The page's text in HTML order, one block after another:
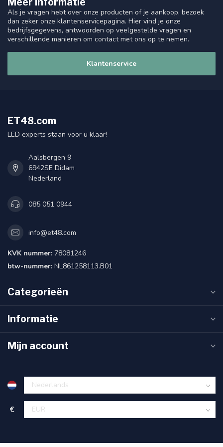
Als je vragen hebt over onze producten of je aankoop, bezoek
dan zeker onze klantenservicepagina. Hier vind je onze
bedrijfsgegevens, antwoorden op veelgestelde vragen en
verschillende manieren om contact met ons op te nemen.
Klantenservice
ET48.com
LED experts staan voor u klaar!
Aalsbergen 9
6942SE Didam
Nederland
085 051 0944
info@et48.com
KVK nummer: 78081246
btw-nummer: NL861258113.B01
Categorieën
Informatie
Mijn account
€